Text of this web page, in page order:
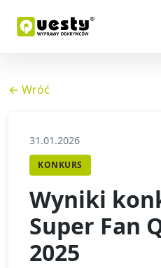
← Wróć
31.01.2026
KONKURS
Wyniki
Super Fan
2025